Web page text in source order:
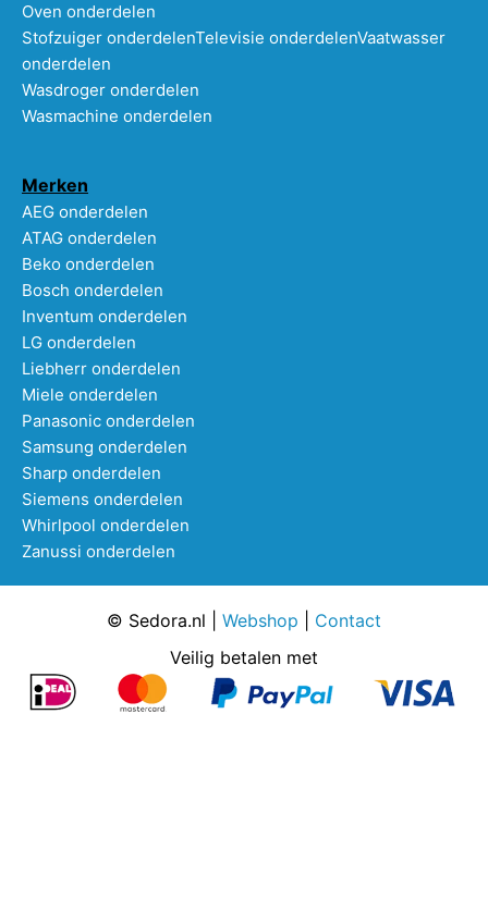
Oven onderdelen
Stofzuiger onderdelenTelevisie onderdelenVaatwasser
onderdelen
Wasdroger onderdelen
Wasmachine onderdelen
Merken
AEG onderdelen
ATAG onderdelen
Beko onderdelen
Bosch onderdelen
Inventum onderdelen
LG onderdelen
Liebherr onderdelen
Miele onderdelen
Panasonic onderdelen
Samsung onderdelen
Sharp onderdelen
Siemens onderdelen
Whirlpool onderdelen
Zanussi onderdelen
© Sedora.nl | Webshop
Contact
Veilig betalen met